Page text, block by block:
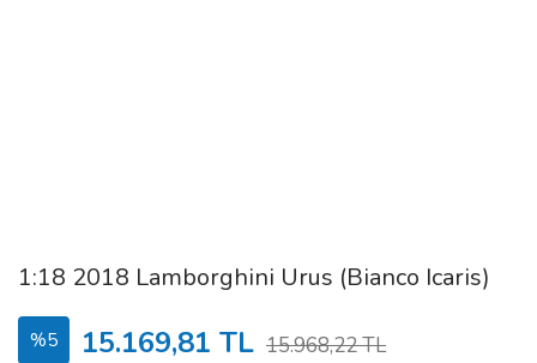
1:18 2018 Lamborghini Urus (Bianco Icaris)
%5 15.169,81 TL 15.968,22 TL